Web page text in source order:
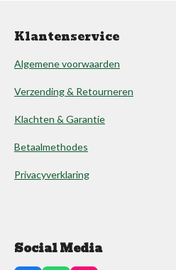
Klantenservice
Algemene voorwaarden
Verzending & Retourneren
Klachten & Garantie
Betaalmethodes
Privacyverklaring
Social Media